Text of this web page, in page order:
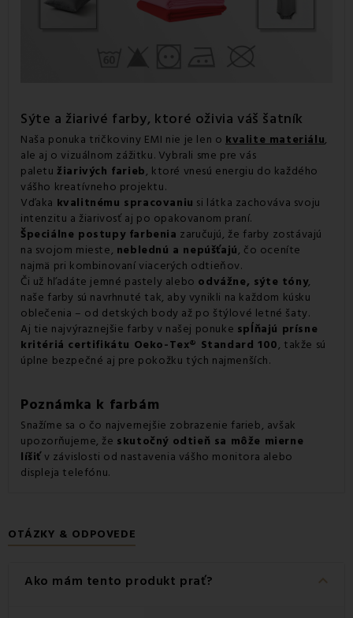
Sýte a žiarivé farby, ktoré oživia váš šatník
Naša ponuka tričkoviny EMI nie je len o kvalite materiálu,
ale aj o vizuálnom zážitku. Vybrali sme pre vás
paletu žiarivých farieb, ktoré vnesú energiu do každého
vášho kreatívneho projektu.
Vďaka kvalitnému spracovaniu si látka zachováva svoju
intenzitu a žiarivosť aj po opakovanom praní.
Špeciálne postupy farbenia zaručujú, že farby zostávajú
na svojom mieste, neblednú a nepúšťajú, čo oceníte
najmä pri kombinovaní viacerých odtieňov.
Či už hľadáte jemné pastely alebo odvážne, sýte tóny,
naše farby sú navrhnuté tak, aby vynikli na každom kúsku
oblečenia – od detských body až po štýlové letné šaty.
Aj tie najvýraznejšie farby v našej ponuke spĺňajú prísne
kritériá certifikátu Oeko-Tex® Standard 100, takže sú
úplne bezpečné aj pre pokožku tých najmenších.
Poznámka k farbám
Snažíme sa o čo najvernejšie zobrazenie farieb, avšak
upozorňujeme, že skutočný odtieň sa môže mierne
líšiťv závislosti od nastavenia vášho monitora alebo
displeja telefónu.
OTÁZKY & ODPOVEDE
Ako mám tento produkt prať? keyboard_arrow_down